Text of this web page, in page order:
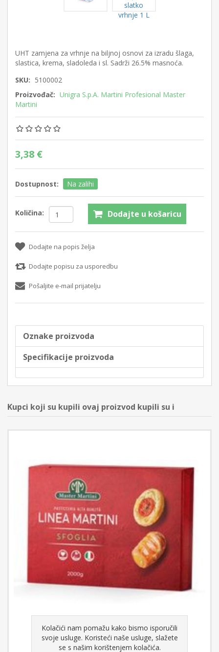
UHT zamjena za vrhnje na biljnoj osnovi za izradu šlaga,
slastica, krema, sladoleda i sl. Sadrži 26.5% masnoća.
SKU: 5100002
Proizvođač: Unigra S.p.A. Martini Profesional Master
Martini
3,38 €
Dostupnost: Na zalihi
Količina: Dodajte u košaricu
Dodajte na popis želja
Dodajte popisu za usporedbu
Pošaljite e-mail prijatelju
Oznake proizvoda
Specifikacije proizvoda
Kupci koji su kupili ovaj proizvod kupili su i
Martini plus SF/A margarin za lisnato (LT) 10 kg
Kolačići nam pomažu kako bismo isporučili
svoje usluge. Koristeći naše usluge, slažete
se s našim korištenjem kolačića.